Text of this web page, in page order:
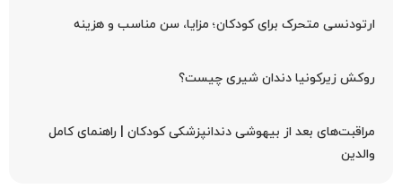
ارتودنسی متحرک برای کودکان؛ مزایا، سن مناسب و هزینه
روکش زیرکونیا دندان شیری چیست؟
مراقبت‌های بعد از بیهوشی دندانپزشکی کودکان | راهنمای کامل
والدین